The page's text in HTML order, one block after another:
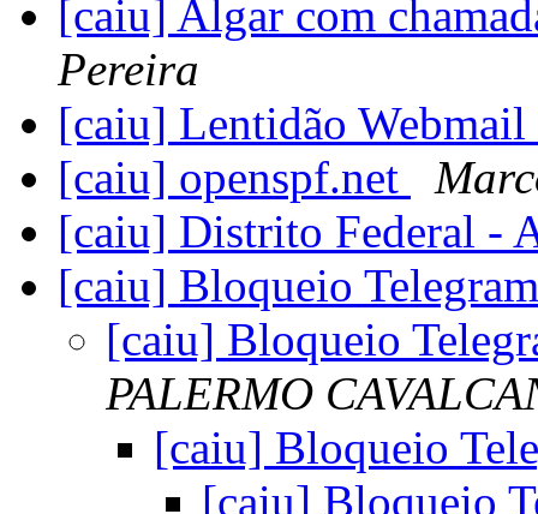
[caiu] Algar com
Pereira
[caiu] Lentidão
[caiu] openspf.net
[caiu] Distrito Federal -
[caiu] Bloqueio
[caiu] Bloqueio
PALERMO
[caiu] Bloqueio
[caiu] Bloqueio